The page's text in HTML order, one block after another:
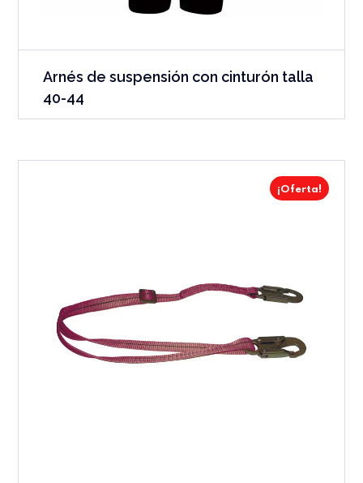
Arnés de suspensión con cinturón talla
40-44
¡Oferta!